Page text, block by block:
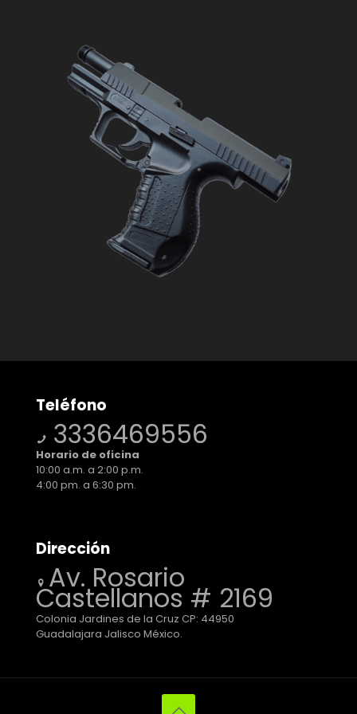
Teléfono
3336469556
Horario de oficina
10:00 a.m. a 2:00 p.m.
4:00 pm. a 6:30 pm.
Dirección
Av. Rosario
Castellanos # 2169
Colonia Jardines de la Cruz CP: 44950
Guadalajara Jalisco México.